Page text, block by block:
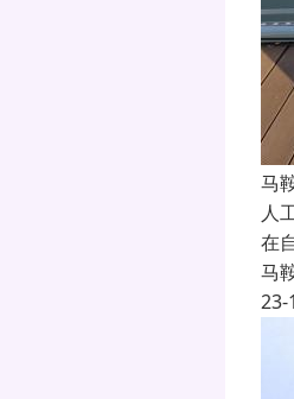
马
人
在
马
23-